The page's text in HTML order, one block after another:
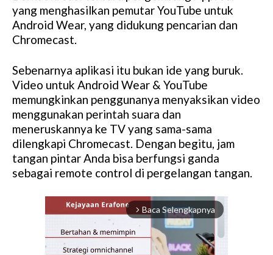
yang menghasilkan pemutar YouTube untuk
Android Wear, yang didukung pencarian dan
Chromecast.
Sebenarnya aplikasi itu bukan ide yang buruk.
Video untuk Android Wear & YouTube
memungkinkan penggunanya menyaksikan video
menggunakan perintah suara dan
meneruskannya ke TV yang sama-sama
dilengkapi Chromecast. Dengan begitu, jam
tangan pintar Anda bisa berfungsi ganda
sebagai remote control di pergelangan tangan.
arrow_forward_ios Baca Selengkapnya